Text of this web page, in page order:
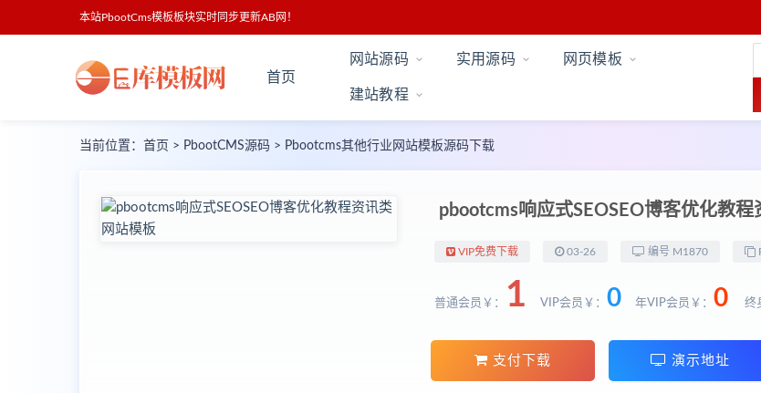
本站PbootCms模板板块实时同步更新AB网！
首页
网站源码 实用源码 网页模板
建站教程
当前位置： 首页 > PbootCMS源码 > Pbootcms其他行业网站模板源码下载
pbootcms响应式SEOSEO博客优化教
VIP免费下载 03-26 编号 M1870
普通会员￥： 1 VIP会员￥： 0 年VIP会员￥： 0 终
支付下载 演示地址